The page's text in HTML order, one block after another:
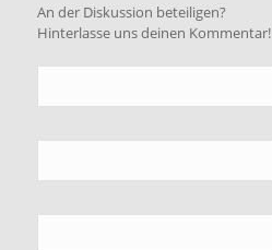
An der Diskussion beteiligen?
Hinterlasse uns deinen Kommentar!